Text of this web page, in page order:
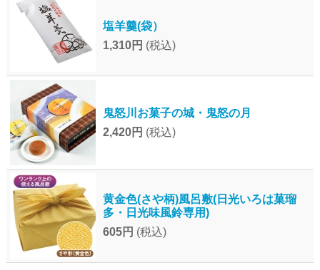
塩羊羹(袋）
1,310円 (税込)
鬼怒川お菓子の城・鬼怒の月
2,420円 (税込)
黄金色(さや柄)風呂敷(日光いろは菓瑠
多・日光味風鈴専用)
605円 (税込)